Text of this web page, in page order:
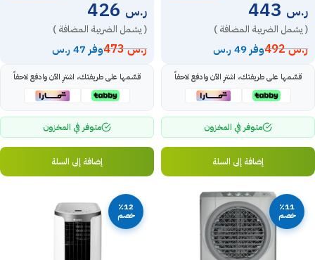
ر.س
( يشمل الضريبة المضافة )
ر.س492 وفر 49 ر.س
قسّمها على طريقتك، اشترِ الآن وادفع لاحقاً
متوفر في المخزون
إضافة إلى السلة
ر.س
( يشمل الضريبة المضافة )
ر.س473 وفر 47 ر.س
قسّمها على طريقتك، اشترِ الآن وادفع لاحقاً
متوفر في المخزون
إضافة إلى السلة
٪11
خصم
٪12
خصم